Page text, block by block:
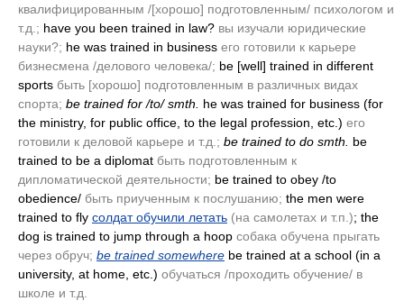
квалифицированным /[хорошо] подготовленным/ психологом и
т.д.; have you been trained in law? вы изучали юридические
науки?; he was trained in business его готовили к карьере
бизнесмена /делового человека/; be [well] trained in different
sports быть [хорошо] подготовленным в различных видах
спорта; be trained for /to/ smth. he was trained for business (for
the ministry, for public office, to the legal profession, etc.) его
готовили к деловой карьере и т.д.; be trained to do smth.
be
trained to be a diplomat быть подготовленным к
дипломатической деятельности; be trained to obey /to
obedience/ быть приученным к послушанию; the men were
trained to fly солдат обучили летать (на самолетах и т.п.); the
dog is trained to jump through a hoop собака обучена прыгать
через обруч; be trained somewhere be trained at a school (in a
university, at home, etc.) обучаться /проходить обучение/ в
школе и т.д.